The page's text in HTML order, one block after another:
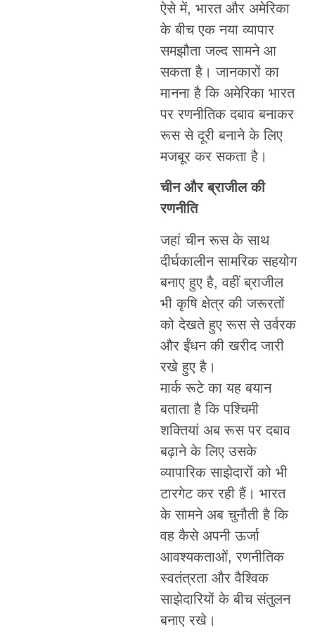
ऐसे में, भारत और अमेरिका
के बीच एक नया व्यापार
समझौता जल्द सामने आ
सकता है। जानकारों का
मानना है कि अमेरिका भारत
पर रणनीतिक दबाव बनाकर
रूस से दूरी बनाने के लिए
मजबूर कर सकता है।
चीन और ब्राजील की
रणनीति
जहां चीन रूस के साथ
दीर्घकालीन सामरिक सहयोग
बनाए हुए है, वहीं ब्राजील
भी कृषि क्षेत्र की जरूरतों
को देखते हुए रूस से उर्वरक
और ईंधन की खरीद जारी
रखे हुए है।
मार्क रूटे का यह बयान
बताता है कि पश्चिमी
शक्तियां अब रूस पर दबाव
बढ़ाने के लिए उसके
व्यापारिक साझेदारों को भी
टारगेट कर रही हैं। भारत
के सामने अब चुनौती है कि
वह कैसे अपनी ऊर्जा
आवश्यकताओं, रणनीतिक
स्वतंत्रता और वैश्विक
साझेदारियों के बीच संतुलन
बनाए रखे।